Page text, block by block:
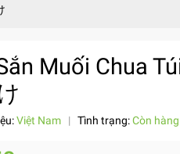
Muối Chua
Việt Nam | Tình trạng:Còn hàng